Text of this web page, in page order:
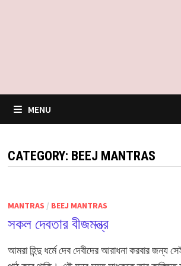
MENU
CATEGORY: BEEJ MANTRAS
MANTRAS / BEEJ MANTRAS
সকল দেবতার বীজমন্ত্র
আমরা হিন্দু ধর্মে দেব দেবীদের আরাধনা করবার জন্য